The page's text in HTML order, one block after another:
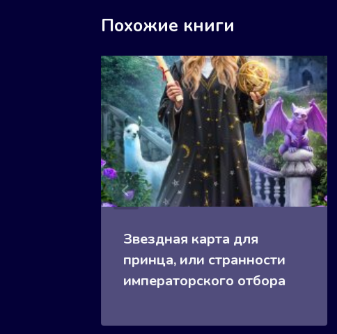
Похожие книги
Звездная карта для
принца, или странности
императорского отбора